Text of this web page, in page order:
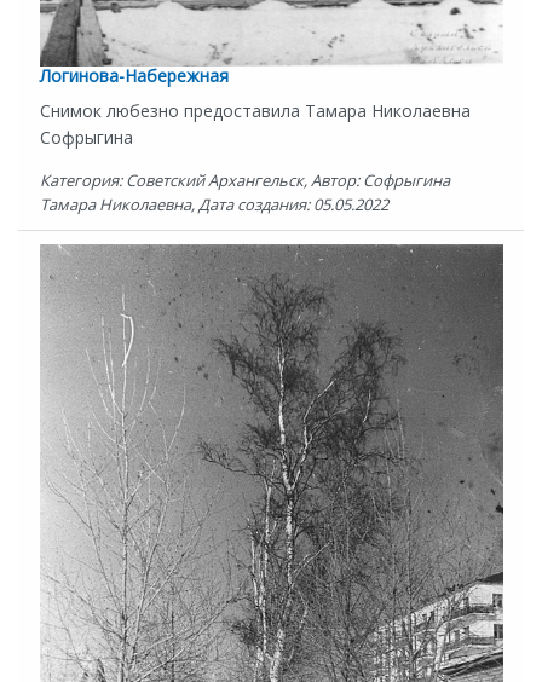
Логинова-Набережная
Снимок любезно предоставила Тамара Николаевна
Софрыгина
Категория: Советский Архангельск, Автор: Софрыгина
Тамара Николаевна, Дата создания: 05.05.2022